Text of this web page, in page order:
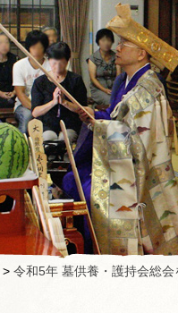
> 令和5年 墓供養・護持会総